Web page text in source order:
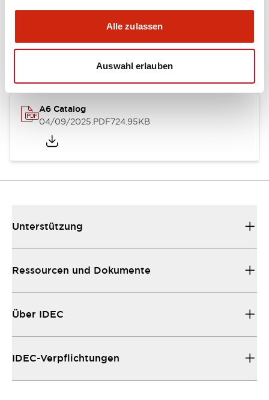
Alle zulassen
Auswahl erlauben
Kataloge & Broschüren
A6 Catalog
04/09/2025.PDF724.95KB
Unterstützung
Ressourcen und Dokumente
Über IDEC
IDEC-Verpflichtungen